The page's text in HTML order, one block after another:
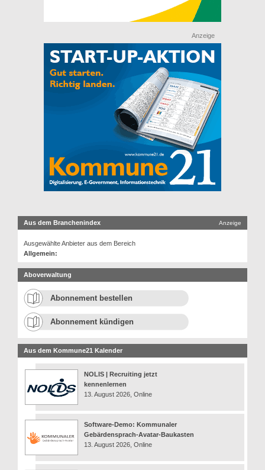
Anzeige
Aus dem Branchenindex Anzeige
Ausgewählte Anbieter aus dem Bereich
Allgemein:
Aboverwaltung
Abonnement bestellen
Abonnement kündigen
Aus dem Kommune21 Kalender
NOLIS | Recruiting jetzt
kennenlernen
13. August 2026, Online
Software-Demo: Kommunaler
Gebärdensprach-Avatar-Baukasten
13. August 2026, Online